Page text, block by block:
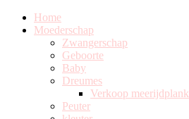
Home
Moederschap
Zwangerschap
Geboorte
Baby
Dreumes
Verkoop meerijdplank
Peuter